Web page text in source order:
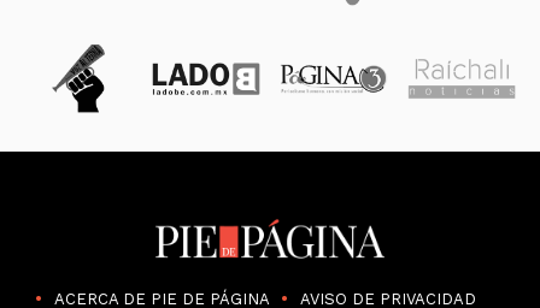
ACERCA DE PIE DE PÁGINA AVISO DE PRIVACIDAD